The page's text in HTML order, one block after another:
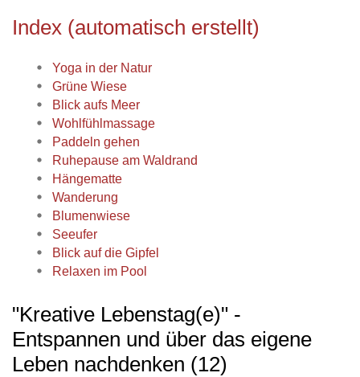
Index (automatisch erstellt)
Yoga in der Natur
Grüne Wiese
Blick aufs Meer
Wohlfühlmassage
Paddeln gehen
Ruhepause am Waldrand
Hängematte
Wanderung
Blumenwiese
Seeufer
Blick auf die Gipfel
Relaxen im Pool
"Kreative Lebenstag(e)" -
Entspannen und über das eigene
Leben nachdenken (12)